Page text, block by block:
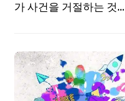
가 사건을 거절하는 것...